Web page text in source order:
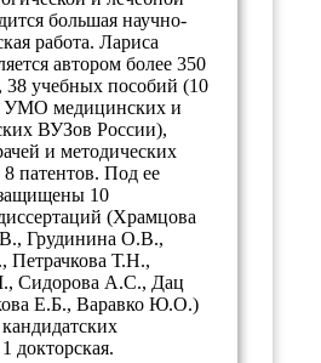
большая научно-
работа. Лариса
автором более 350
38 учебных пособий (10
УМО медицинских и
ВУЗов России),
и методических
патентов. Под ее
10
(Храмцова
Грудинина О.В.,
Т.Н.,
Сидорова А.С., Дац
Е.Б., Варавко Ю.О.)
докторская.